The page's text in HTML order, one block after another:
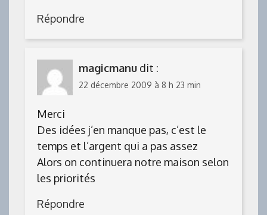
Répondre
magicmanu dit :
22 décembre 2009 à 8 h 23 min
Merci
Des idées j’en manque pas, c’est le
temps et l’argent qui a pas assez
Alors on continuera notre maison selon
les priorités
Répondre